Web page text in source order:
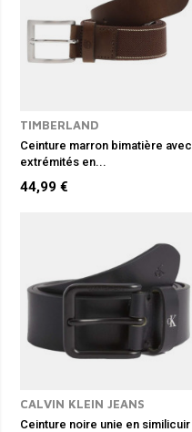
TIMBERLAND
Ceinture marron bimatière avec
extrémités en...
44,99 €
CALVIN KLEIN JEANS
Ceinture noire unie en similicuir